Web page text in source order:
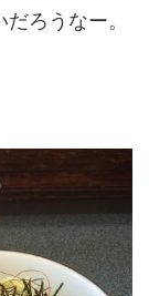
ろうなー。